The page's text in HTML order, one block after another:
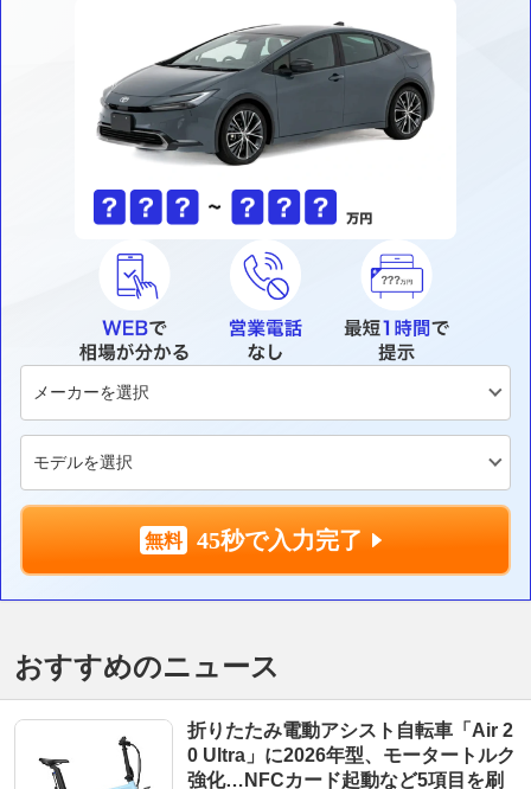
45秒で入力完了
おすすめのニュース
折りたたみ電動アシスト自転車「Air 2
0 Ultra」に2026年型、モータートルク
強化…NFCカード起動など5項目を刷